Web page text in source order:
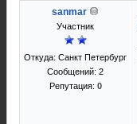
sanmar
Участник
Откуда: Санкт Петербург
Сообщений: 2
Репутация: 0